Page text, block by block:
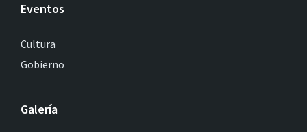
Eventos
Cultura
Gobierno
Galería